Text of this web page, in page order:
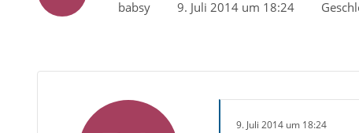
babsy 9. Juli 2014 um 18:24
9. Juli 2014 um 18:24